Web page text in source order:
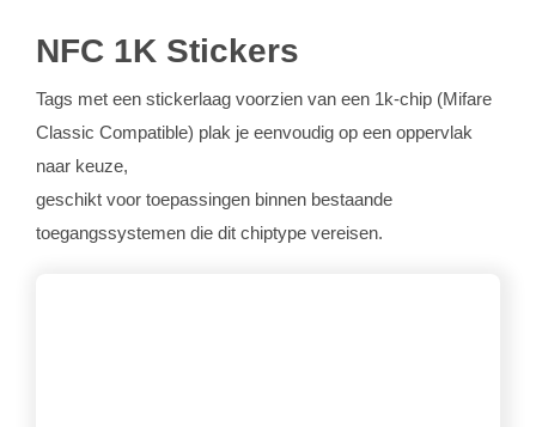
NFC 1K Stickers
Tags met een stickerlaag voorzien van een 1k-chip (Mifare
Classic Compatible) plak je eenvoudig op een oppervlak
naar keuze,
geschikt voor toepassingen binnen bestaande
toegangssystemen die dit chiptype vereisen.